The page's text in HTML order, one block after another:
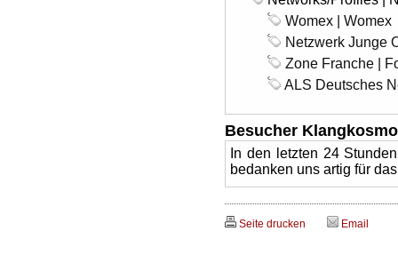
Womex | Womex
Netzwerk Junge
Zone Franche |
ALS Deutsches
Besucher
In den letzten 24
bedanken uns artig für
Seite drucken Email